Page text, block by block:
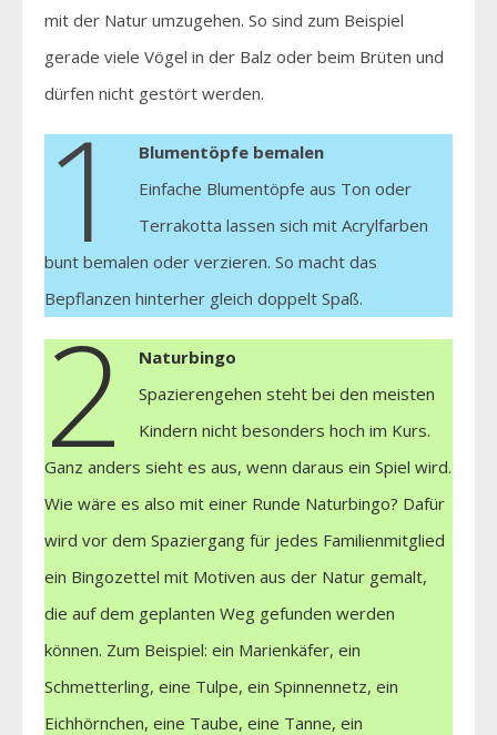
mit der Natur umzugehen. So sind zum Beispiel
gerade viele Vögel in der Balz oder beim Brüten und
dürfen nicht gestört werden.
1
Blumentöpfe bemalen
Einfache Blumentöpfe aus Ton oder
Terrakotta lassen sich mit Acrylfarben
bunt bemalen oder verzieren. So macht das
Bepflanzen hinterher gleich doppelt Spaß.
2
Naturbingo
Spazierengehen steht bei den meisten
Kindern nicht besonders hoch im Kurs.
Ganz anders sieht es aus, wenn daraus ein Spiel wird.
Wie wäre es also mit einer Runde Naturbingo? Dafür
wird vor dem Spaziergang für jedes Familienmitglied
ein Bingozettel mit Motiven aus der Natur gemalt,
die auf dem geplanten Weg gefunden werden
können. Zum Beispiel: ein Marienkäfer, ein
Schmetterling, eine Tulpe, ein Spinnennetz, ein
Eichhörnchen, eine Taube, eine Tanne, ein